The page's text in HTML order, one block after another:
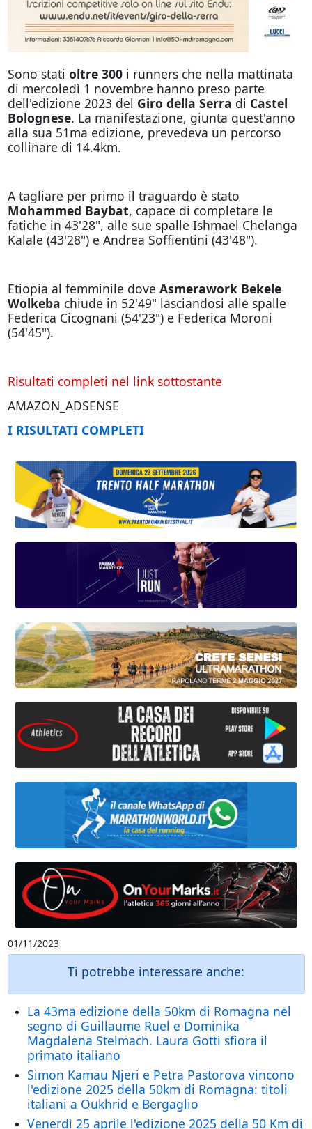
Sono stati oltre 300i runners che nella mattinata
di mercoledì 1 novembre hanno preso parte
dell'edizione 2023 del Giro della Serra di Castel
Bolognese. La manifestazione, giunta quest'anno
alla sua 51ma edizione, prevedeva un percorso
collinare di 14.4km.
A tagliare per primo il traguardo è stato
Mohammed Baybat, capace di completare le
fatiche in 43'28", alle sue spalle Ishmael Chelanga
Kalale (43'28") e Andrea Soffientini (43'48").
Etiopia al femminile dove Asmerawork Bekele
Wolkeba chiude in 52'49" lasciandosi alle spalle
Federica Cicognani (54'23") e Federica Moroni
(54'45").
Risultati completi nel link sottostante
AMAZON_ADSENSE
I RISULTATI COMPLETI
01/11/2023
Ti potrebbe interessare anche:
La 43ma edizione della 50km di Romagna nel
segno di Guillaume Ruel e Dominika
Magdalena Stelmach. Laura Gotti sfiora il
primato italiano
Simon Kamau Njeri e Petra Pastorova vincono
l'edizione 2025 della 50km di Romagna: titoli
italiani a Oukhrid e Bergaglio
Venerdì 25 aprile l'edizione 2025 della 50 Km di